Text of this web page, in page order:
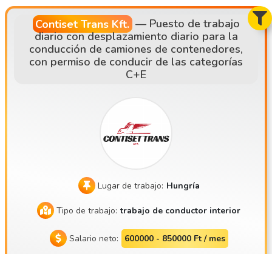
Contiset Trans Kft.— Puesto de trabajo
diario con desplazamiento diario para la
conducción de camiones de contenedores,
con permiso de conducir de las categorías
C+E
Lugar de trabajo: Hungría
Tipo de trabajo: trabajo de conductor interior
Salario neto: 600000 - 850000 Ft / mes